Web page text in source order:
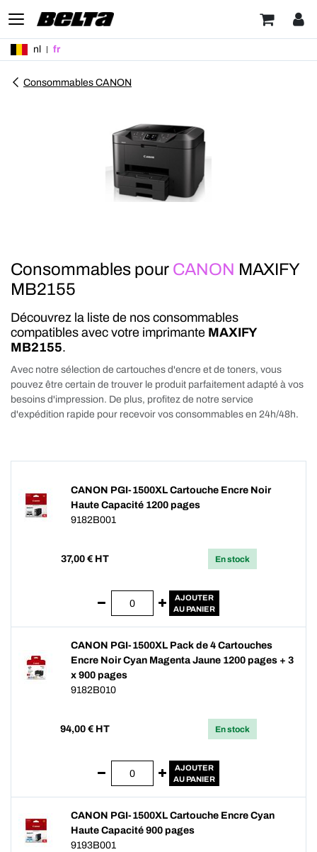
nl fr
Consommables CANON
Consommables pour CANON MAXIFY
MB2155
Découvrez la liste de nos consommables
compatibles avec votre imprimante MAXIFY
MB2155.
Avec notre sélection de cartouches d'encre et de toners, vous
pouvez être certain de trouver le produit parfaitement adapté à vos
besoins d'impression. De plus, profitez de notre service
d'expédition rapide pour recevoir vos consommables en 24h/48h.
CANON PGI-1500XL Cartouche Encre Noir
Haute Capacité 1200 pages
9182B001
37,00 € HT En stock
AJOUTER
AU PANIER
CANON PGI-1500XL Pack de 4 Cartouches
Encre Noir Cyan Magenta Jaune 1200 pages + 3
x 900 pages
9182B010
94,00 € HT En stock
AJOUTER
AU PANIER
CANON PGI-1500XL Cartouche Encre Cyan
Haute Capacité 900 pages
9193B001